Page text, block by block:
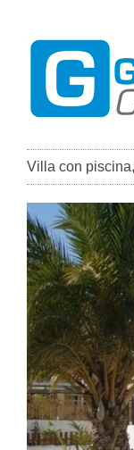
Villa con